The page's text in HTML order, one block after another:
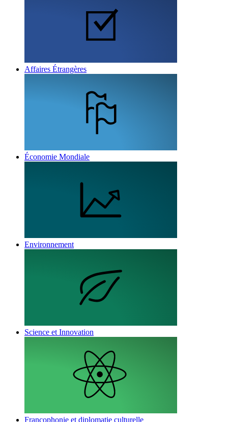
Affaires Étrangères
Économie Mondiale
Environnement
Science et Innovation
Francophonie et diplomatie culturelle